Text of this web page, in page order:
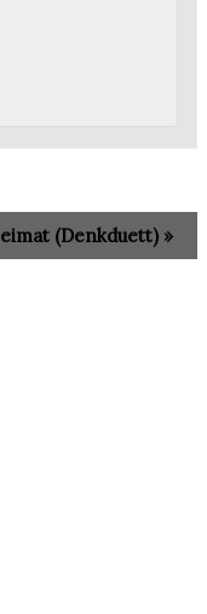
(Denkduett) »